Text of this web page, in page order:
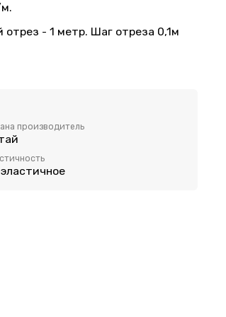
- 1 метр. Шаг отреза 0,1м
производитель